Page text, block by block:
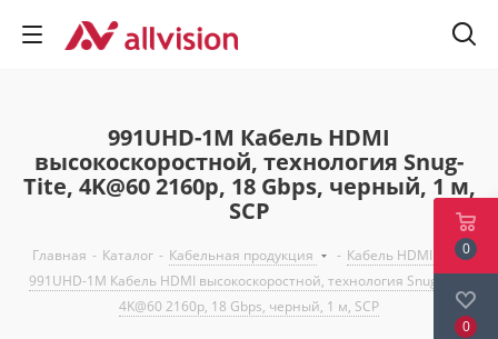
991UHD-1M Кабель HDMI
высокоскоростной, технология Snug-
Tite, 4K@60 2160p, 18 Gbps, черный, 1 м,
SCP
Главная - Каталог - Кабельная продукция - Кабель HDMI
-
991UHD-1M Кабель HDMI высокоскоростной, технология Snug-Tite,
4K@60 2160p, 18 Gbps, черный, 1 м, SCP
0
0